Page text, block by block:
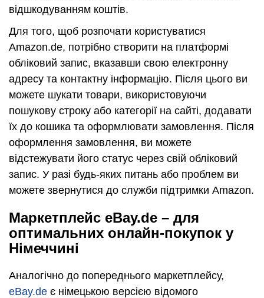
відшкодуванням коштів.
Для того, щоб розпочати користуватися
Amazon.de, потрібно створити на платформі
обліковий запис, вказавши свою електронну
адресу та контактну інформацію. Після цього ви
можете шукати товари, використовуючи
пошукову строку або категорії на сайті, додавати
їх до кошика та оформлювати замовлення. Після
оформлення замовлення, ви можете
відстежувати його статус через свій обліковий
запис. У разі будь-яких питань або проблем ви
можете звернутися до служби підтримки Amazon.
Маркетплейс eBay.de – для
оптимальних онлайн-покупок у
Німеччині
Аналогічно до попереднього маркетплейсу,
eBay.de є німецькою версією відомого